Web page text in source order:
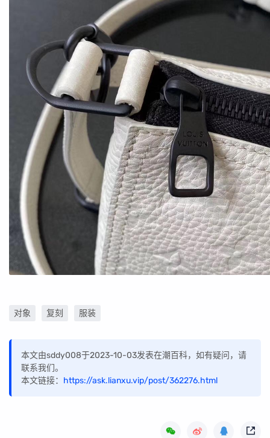
对象 复刻 服装
本文由sddy008于2023-10-03发表在潮百科，如有疑问，请
联系我们。
本文链接： https://ask.lianxu.vip/post/362276.html